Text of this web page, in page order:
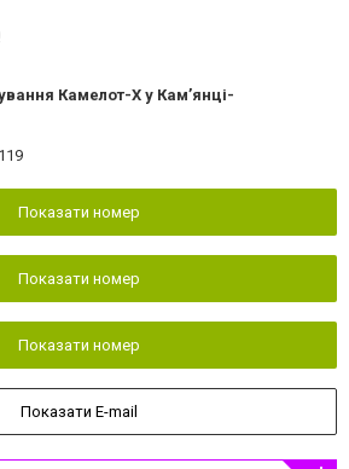
Камелот-Х у Кам’янці-
Показати номер
Показати номер
Показати номер
Показати E-mail